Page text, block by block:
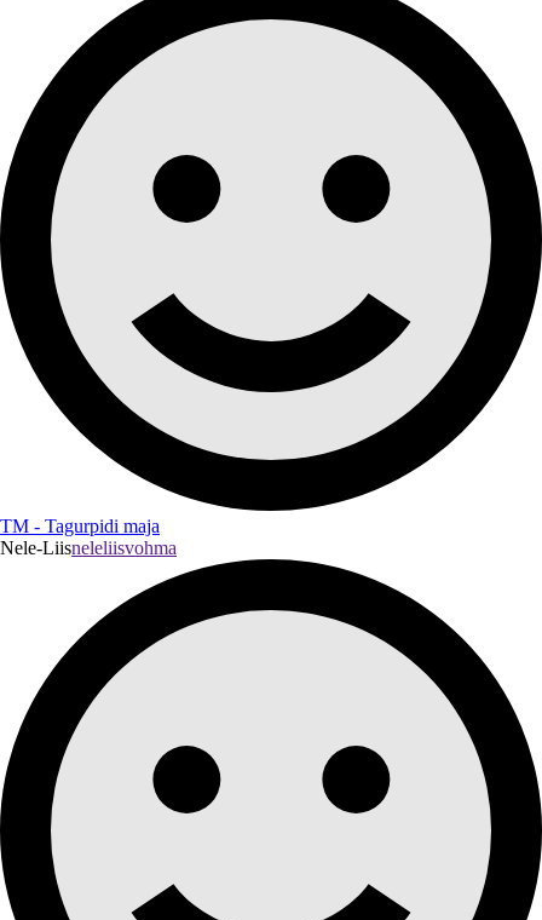
TM - Tagurpidi maja
Nele-Liisneleliisvohma